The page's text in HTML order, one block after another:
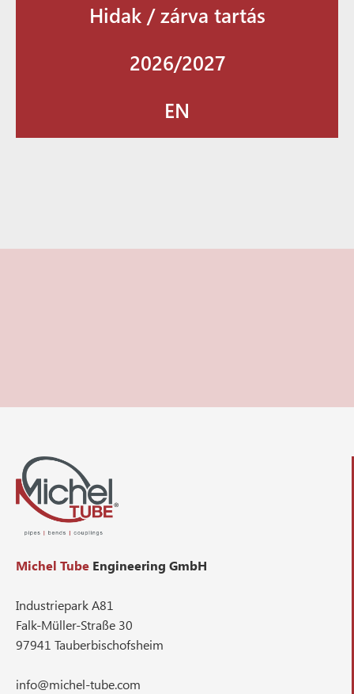
Hidak / zárva tartás
2026/2027
EN
Michel Tube Engineering GmbH
Industriepark A81
Falk-Müller-Straße 30
97941 Tauberbischofsheim
info@michel-tube.com